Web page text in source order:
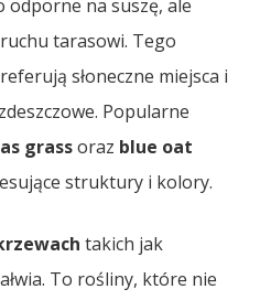
odporne na suszę, ale
tarasowi. Tego
słoneczne miejsca i
Popularne
grassoraz blue oat
struktury i kolory.
takich jak
To rośliny, które nie